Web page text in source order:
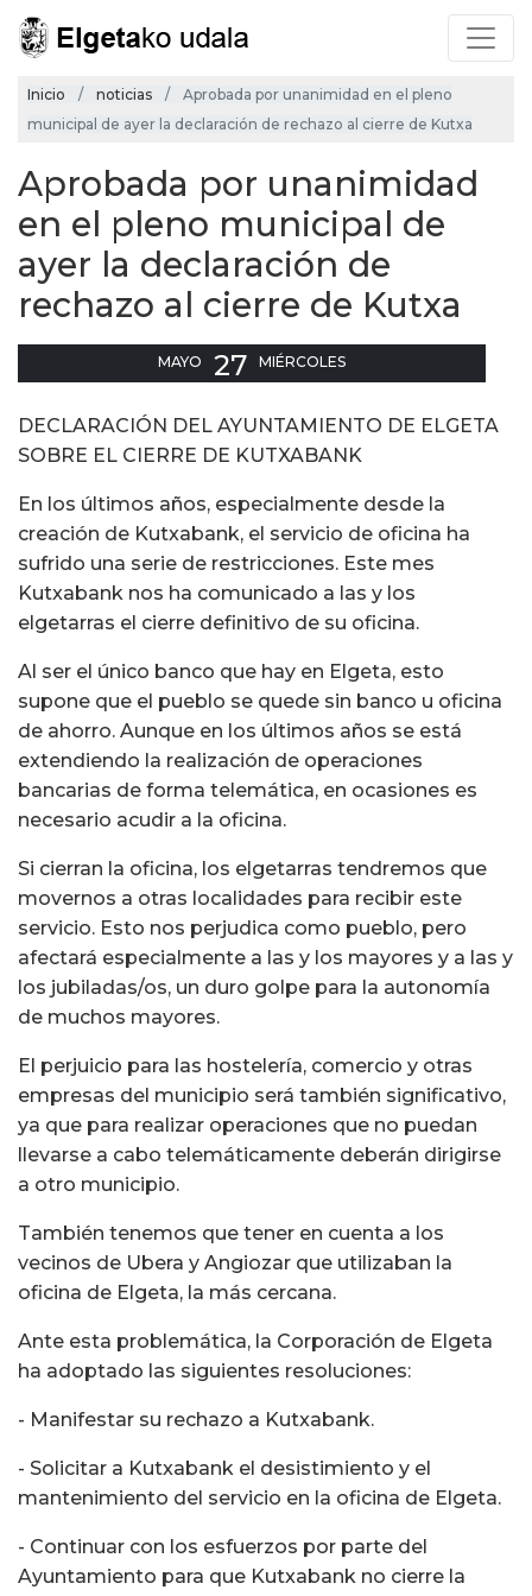
Inicio noticias
Aprobada por unanimidad en el pleno
municipal de ayer la declaración de rechazo al cierre de Kutxa
Aprobada por unanimidad
en el pleno municipal de
ayer la declaración de
rechazo al cierre de Kutxa
MAYO 27 MIÉRCOLES
DECLARACIÓN DEL AYUNTAMIENTO DE ELGETA
SOBRE EL CIERRE DE KUTXABANK
En los últimos años, especialmente desde la
creación de Kutxabank, el servicio de oficina ha
sufrido una serie de restricciones. Este mes
Kutxabank nos ha comunicado a las y los
elgetarras el cierre definitivo de su oficina.
Al ser el único banco que hay en Elgeta, esto
supone que el pueblo se quede sin banco u oficina
de ahorro. Aunque en los últimos años se está
extendiendo la realización de operaciones
bancarias de forma telemática, en ocasiones es
necesario acudir a la oficina.
Si cierran la oficina, los elgetarras tendremos que
movernos a otras localidades para recibir este
servicio. Esto nos perjudica como pueblo, pero
afectará especialmente a las y los mayores y a las y
los jubiladas/os, un duro golpe para la autonomía
de muchos mayores.
El perjuicio para las hostelería, comercio y otras
empresas del municipio será también significativo,
ya que para realizar operaciones que no puedan
llevarse a cabo telemáticamente deberán dirigirse
a otro municipio.
También tenemos que tener en cuenta a los
vecinos de Ubera y Angiozar que utilizaban la
oficina de Elgeta, la más cercana.
Ante esta problemática, la Corporación de Elgeta
ha adoptado las siguientes resoluciones:
- Manifestar su rechazo a Kutxabank.
- Solicitar a Kutxabank el desistimiento y el
mantenimiento del servicio en la oficina de Elgeta.
- Continuar con los esfuerzos por parte del
Ayuntamiento para que Kutxabank no cierre la